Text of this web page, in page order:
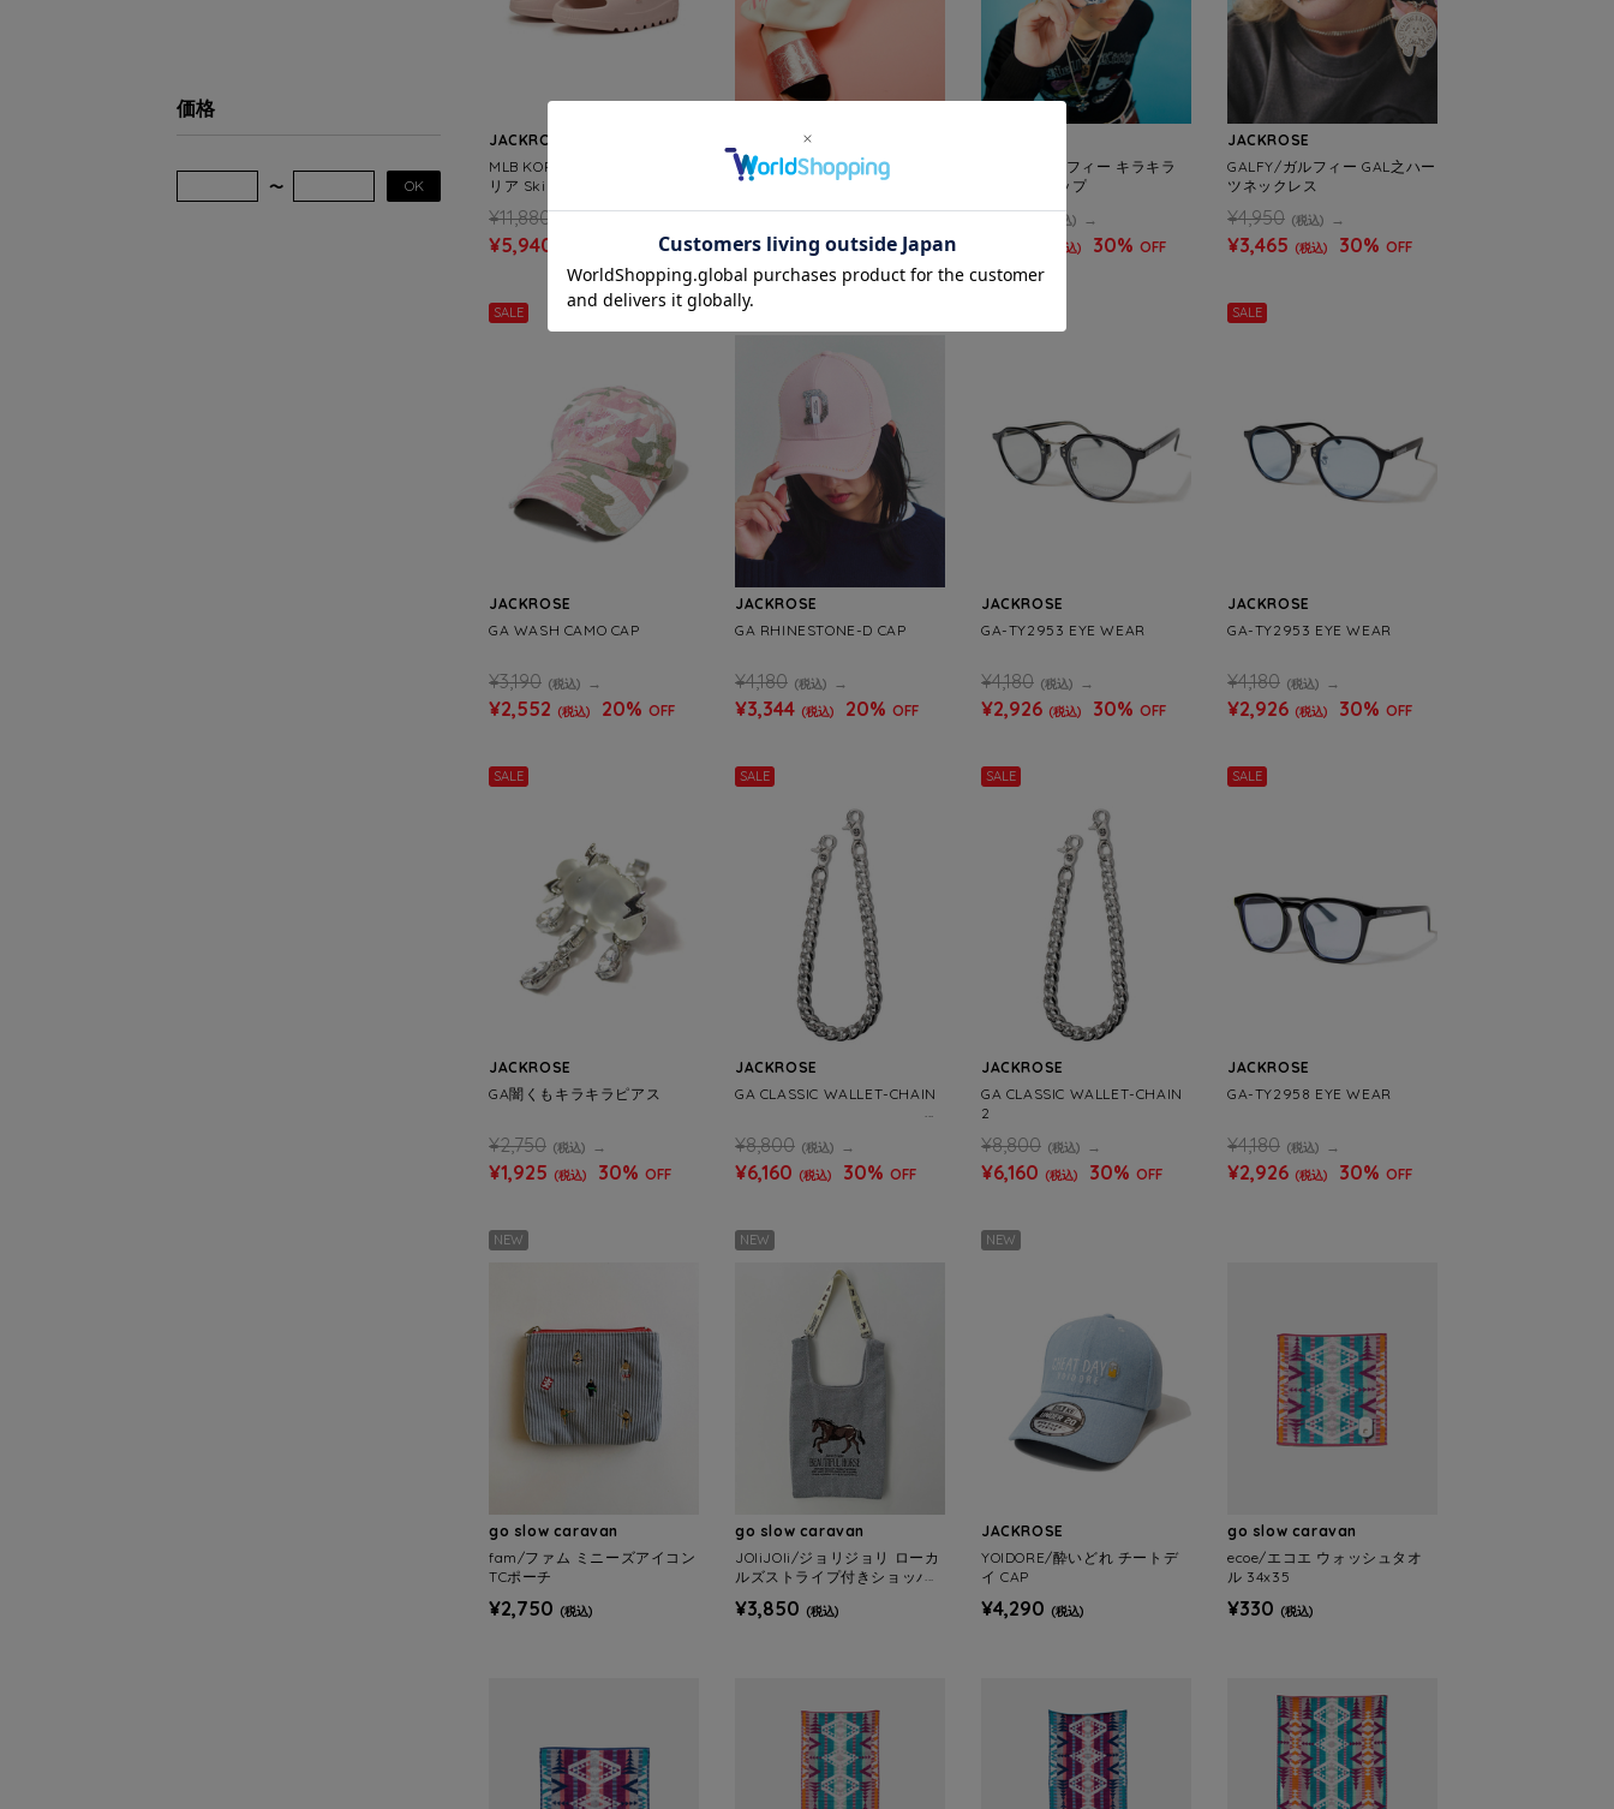
JACKROSE
MLB KOREA/エムエルビーコ
リア Skipper Slide
¥11,880
¥5,940 OFF
JACKROSE
GALFY/ガルフィー キラ☆FA
NCYサンダル
¥5,390
¥4,312 (税込) 20% OFF
GALFY/ガルフィー キラキラ
デニムキャップ
¥6,490 (税込)
(税込) 30% OFF
JACKROSE
GALFY/ガルフィー GAL之ハー
ツネックレス
¥4,950 (税込)
¥3,465 (税込) 30% OFF
SALE
JACKROSE
GA WASH CAMO CAP
¥3,190 (税込)
¥2,552 (税込) 20% OFF
SALE
JACKROSE
GA RHINESTONE-D CAP
¥4,180 (税込)
¥3,344 (税込) 20% OFF
JACKROSE
GA-TY2953 EYE WEAR
¥4,180 (税込)
¥2,926 (税込) 30% OFF
SALE
JACKROSE
GA-TY2953 EYE WEAR
¥4,180 (税込)
¥2,926 (税込) 30% OFF
SALE
JACKROSE
GA闇くもキラキラピアス
¥2,750 (税込)
¥1,925 (税込) 30% OFF
SALE
JACKROSE
GA CLASSIC WALLET-CHAIN
¥8,800 (税込)
¥6,160 (税込) 30% OFF
SALE
JACKROSE
GA CLASSIC WALLET-CHAIN
2
¥8,800 (税込)
¥6,160 (税込) 30% OFF
SALE
JACKROSE
GA-TY2958 EYE WEAR
¥4,180 (税込)
¥2,926 (税込) 30% OFF
NEW
go slow caravan
fam/ファム ミニーズアイコン
TCポーチ
¥2,750 (税込)
NEW
go slow caravan
JOliJOli/ジョリジョリ ローカ
ルズストライプ付きショッパ
¥3,850 (税込)
NEW
JACKROSE
YOIDORE/酔いどれ チートデ
イ CAP
¥4,290 (税込)
go slow caravan
ecoe/エコエ ウォッシュタオ
ル 34x35
¥330 (税込)
価格
OK